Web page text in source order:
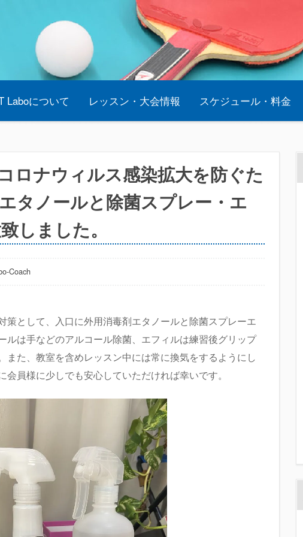
Laboについて レッスン・大会情報 スケジュール・料金
ロナウィルス感染拡大を防ぐた
タノールと除菌スプレー・エ
しました。
Coach
策として、入口に外用消毒剤エタノールと除菌スプレーエ
ルは手などのアルコール除菌、エフィルは練習後グリップ
また、教室を含めレッスン中には常に換気をするようにし
員様に少しでも安心していただければ幸いです。